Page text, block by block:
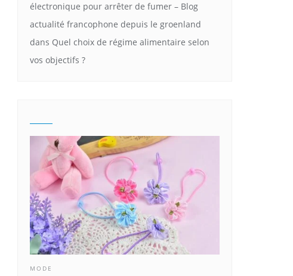
électronique pour arrêter de fumer – Blog
actualité francophone depuis le groenland
dans Quel choix de régime alimentaire selon
vos objectifs ?
MODE